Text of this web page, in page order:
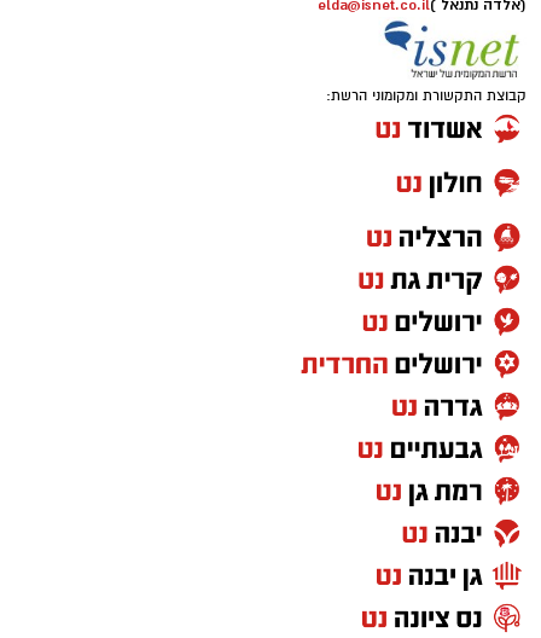
(אלדה נתנאל )elda@isnet.co.il
קבוצת התקשורת ומקומוני הרשת: